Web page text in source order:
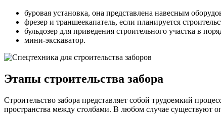
буровая установка, она представлена навесным
фрезер и траншеекапатель, если планируется
бульдозер для приведения строительного участка в
мини-экскаватор.
Этапы строительства забора
Строительство забора представляет собой трудоемкий
пространства между столбами. В любом случае существуют